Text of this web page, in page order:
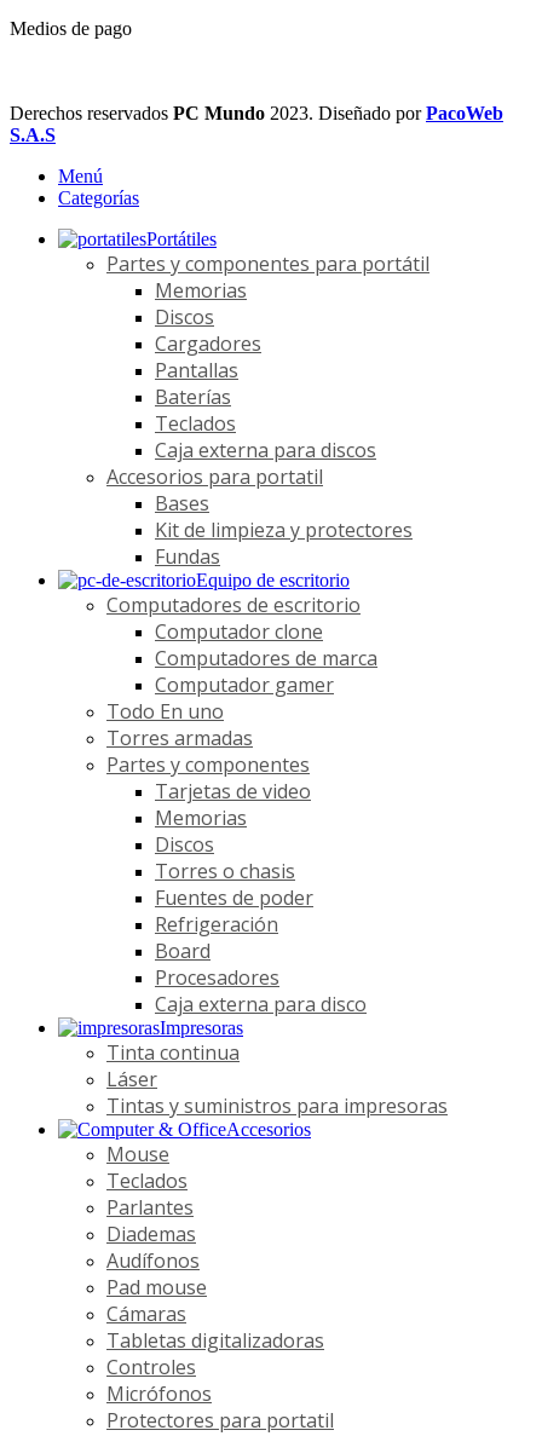
Medios de pago
Derechos reservados PC Mundo 2023. Diseñado porPacoWeb
S.A.S
Menú
Categorías
Portátiles
Partes y componentes para portátil
Memorias
Discos
Cargadores
Pantallas
Baterías
Teclados
Caja externa para discos
Accesorios para portatil
Bases
Kit de limpieza y protectores
Fundas
Equipo de escritorio
Computadores de escritorio
Computador clone
Computadores de marca
Computador gamer
Todo En uno
Torres armadas
Partes y componentes
Tarjetas de video
Memorias
Discos
Torres o chasis
Fuentes de poder
Refrigeración
Board
Procesadores
Caja externa para disco
Impresoras
Tinta continua
Láser
Tintas y suministros para impresoras
Accesorios
Mouse
Teclados
Parlantes
Diademas
Audífonos
Pad mouse
Cámaras
Tabletas digitalizadoras
Controles
Micrófonos
Protectores para portatil